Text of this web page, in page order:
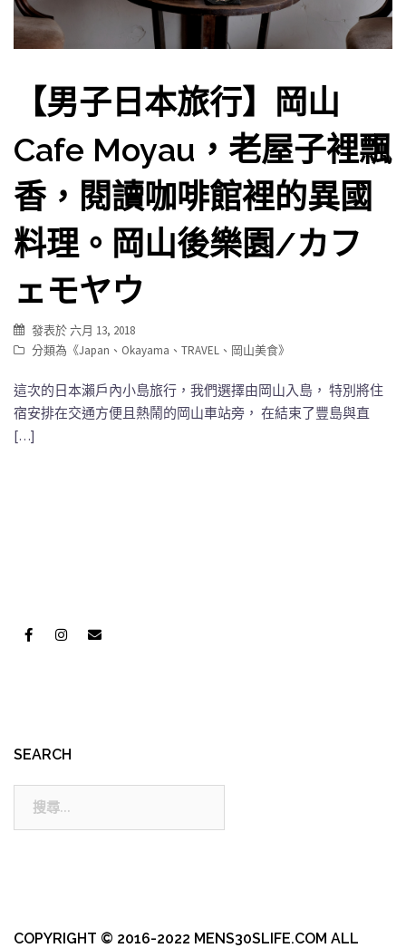
【男子日本旅行】岡山
Cafe Moyau，老屋子裡飄
香，閱讀咖啡館裡的異國
料理。岡山後樂園/カフ
ェモヤウ
發表於六月 13, 2018
分類為《Japan 、 Okayama 、 TRAVEL 、 岡山美食》
這次的日本瀨戶內小島旅行，我們選擇由岡山入島， 特別將住
宿安排在交通方便且熱鬧的岡山車站旁， 在結束了豐島與直
[…]
SEARCH
COPYRIGHT © 2016-2022 MENS30SLIFE.COM ALL